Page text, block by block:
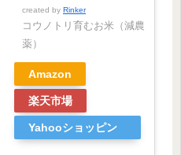
created by Rinker
コウノトリ育むお米（減農
薬）
Amazon
楽天市場
Yahooショッピン